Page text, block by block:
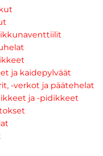
ja kaidepylväät
-verkot ja päätehelat
ja -pidikkeet